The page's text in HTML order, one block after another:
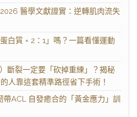
醫學文獻證實：逆轉肌肉流失
白質 = 2：1」嗎？一篇看懂運動
斷裂一定要「砍掉重練」？揭秘
人靠這套精準路徑省下手術！
ACL 自發癒合的「黃金應力」訓